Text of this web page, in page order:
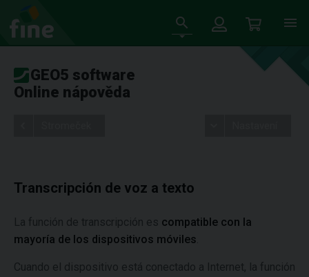
GEO5 software
Online nápověda
Transcripción de voz a texto
La función de transcripción es compatible con la
mayoría de los dispositivos móviles
Cuando el dispositivo está conectado a Internet, la función